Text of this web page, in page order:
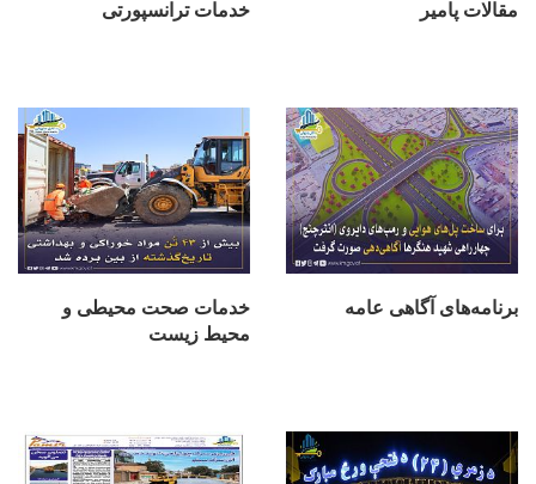
مقالات پامیر خدمات ترانسپورتی
برنامه‌های آگاهی عامه
خدمات صحت محیطی و
محیط زیست